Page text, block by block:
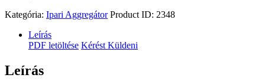
Kategória: Ipari Aggregátor Product ID: 2348
Leírás
PDF letöltése Kérést Küldeni
Leírás